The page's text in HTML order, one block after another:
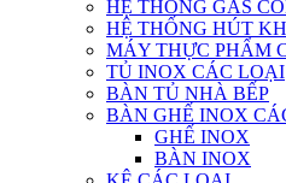
HỆ THỐNG GAS
HỆ THỐNG HÚT
MÁY THỰC PHẨM
TỦ INOX CÁC LOẠI
BÀN TỦ NHÀ BẾP
BÀN GHẾ INOX
GHẾ INOX
BÀN INOX